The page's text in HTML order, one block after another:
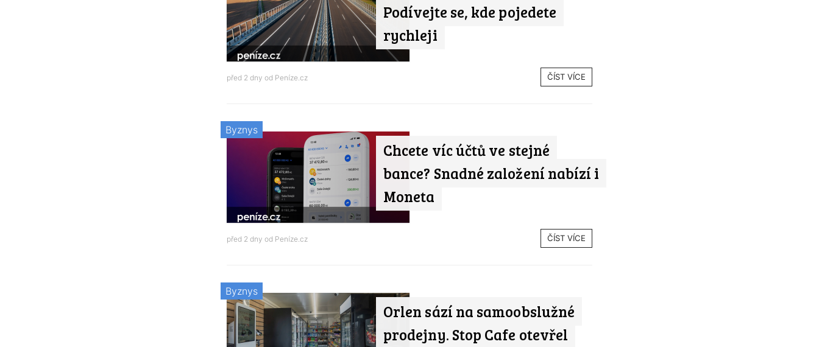
Podívejte se, kde pojedete
rychleji
před 2 dny od Peníze.cz ČÍST VÍCE
Chcete víc účtů ve stejné
bance? Snadné založení nabízí i
Moneta
Byznys
před 2 dny od Peníze.cz ČÍST VÍCE
Orlen sází na samoobslužné
prodejny. Stop Cafe otevřel
Byznys